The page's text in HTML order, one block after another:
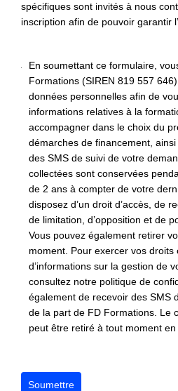
spécifiques sont invités à nous
inscription afin de pouvoir garantir
En soumettant ce formulaire,
Formations (SIREN 819 557
données personnelles afin de
informations relatives à la
accompagner dans le choix du
démarches de financement,
des SMS de suivi de votre
collectées sont conservées
de 2 ans à compter de votre
disposez d’un droit d’accès, de
de limitation, d’opposition et de
Vous pouvez également retirer
moment. Pour exercer vos droits
d’informations sur la gestion de
consultez notre politique de
également de recevoir des SMS
de la part de FD Formations. Le
peut être retiré à tout moment
Soumettre